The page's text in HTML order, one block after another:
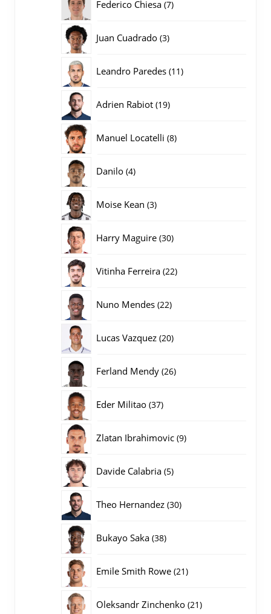
Federico Chiesa 77
Juan Cuadrado 33
Leandro Paredes 1111
Adrien Rabiot 1919
Manuel Locatelli 88
Danilo 44
Moise Kean 33
Harry Maguire 3030
Vitinha Ferreira 2222
Nuno Mendes 2222
Lucas Vazquez 2020
Ferland Mendy 2626
Eder Militao 3737
Zlatan Ibrahimovic 99
Davide Calabria 55
Theo Hernandez 3030
Bukayo Saka 3838
Emile Smith Rowe 2121
Oleksandr Zinchenko 2121